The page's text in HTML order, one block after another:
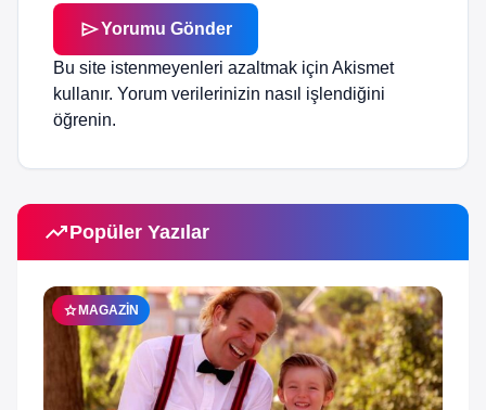
sendYorumu Gönder
Bu site istenmeyenleri azaltmak için Akismet
kullanır. Yorum verilerinizin nasıl işlendiğini
öğrenin.
trending_upPopüler Yazılar
star MAGAZIN